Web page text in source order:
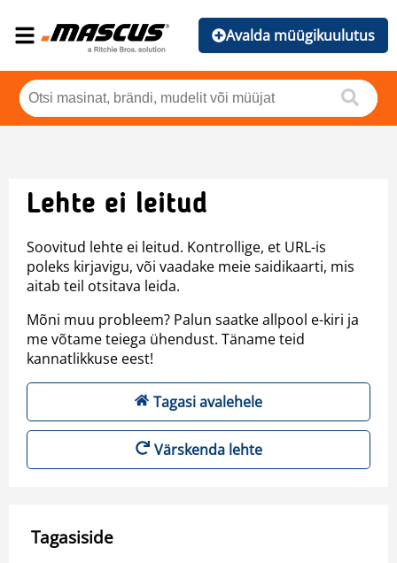
Avalda müügikuulutus
Lehte ei leitud
Soovitud lehte ei leitud. Kontrollige, et URL-is
poleks kirjavigu, või vaadake meie saidikaarti, mis
aitab teil otsitava leida.
Mõni muu probleem? Palun saatke allpool e-kiri ja
me võtame teiega ühendust. Täname teid
kannatlikkuse eest!
Tagasi avalehele
Värskenda lehte
Tagasiside